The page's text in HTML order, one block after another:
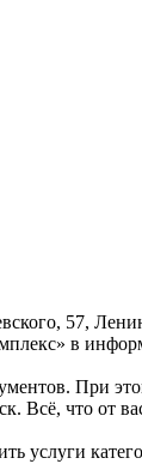
57,
в
При
что от вас
услуги